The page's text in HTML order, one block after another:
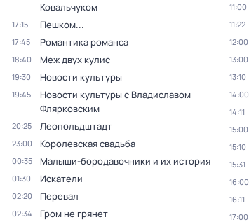
Ковальчуком
17:15 Пешком...
17:45 Романтика романса
18:40 Меж двух кулис
19:30 Новости культуры
19:45
Новости культуры с Владиславом
Флярковским
20:25 Леопольдштадт
23:00 Королевская свадьба
00:35 Малыши-бородавочники и их история
01:30 Искатели
02:20 Перевал
02:34 Гром не грянет
11:00
11:22
12:00
13:00
13:10
14:00
14:11
15:00
15:10
15:31
16:00
16:11
17:00